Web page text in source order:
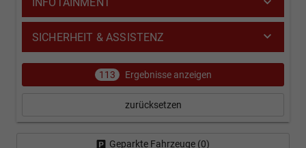
SICHERHEIT & ASSISTENZ
113 Ergebnisse anzeigen
zurücksetzen
Geparkte Fahrzeuge (0)